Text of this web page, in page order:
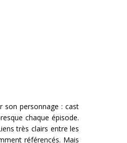
son personnage : cast
chaque épisode.
très clairs entre les
référencés. Mais